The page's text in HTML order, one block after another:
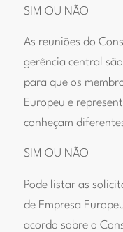
SIM OU NÃO
As reuniões do
gerência central
para que os
Europeu e
conheçam
SIM OU NÃO
Pode listar as
de Empresa
acordo sobre o